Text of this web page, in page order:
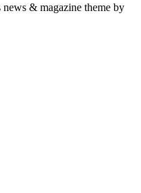
news & magazine theme by